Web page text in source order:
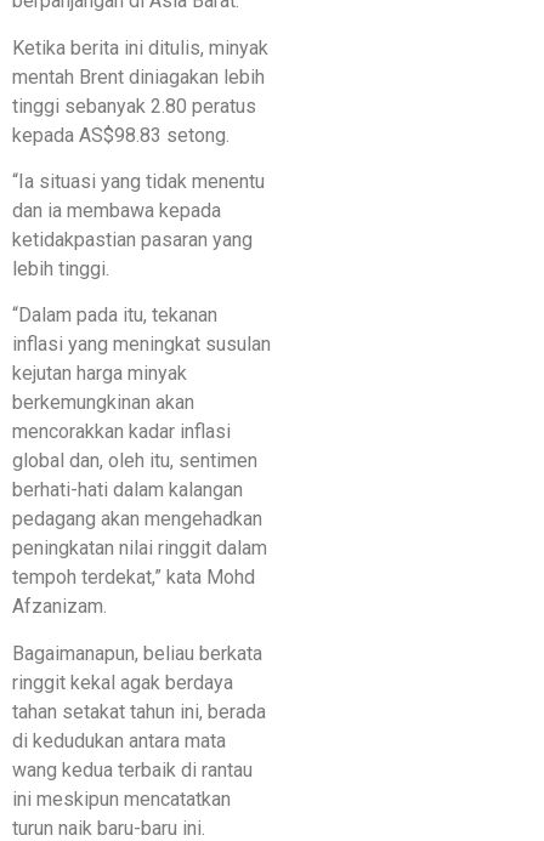
Ketika berita ini ditulis, minyak
mentah Brent diniagakan lebih
tinggi sebanyak 2.80 peratus
kepada AS$98.83 setong.
“Ia situasi yang tidak menentu
dan ia membawa kepada
ketidakpastian pasaran yang
lebih tinggi.
“Dalam pada itu, tekanan
inflasi yang meningkat susulan
kejutan harga minyak
berkemungkinan akan
mencorakkan kadar inflasi
global dan, oleh itu, sentimen
berhati-hati dalam kalangan
pedagang akan mengehadkan
peningkatan nilai ringgit dalam
tempoh terdekat,” kata Mohd
Afzanizam.
Bagaimanapun, beliau berkata
ringgit kekal agak berdaya
tahan setakat tahun ini, berada
di kedudukan antara mata
wang kedua terbaik di rantau
ini meskipun mencatatkan
turun naik baru-baru ini.